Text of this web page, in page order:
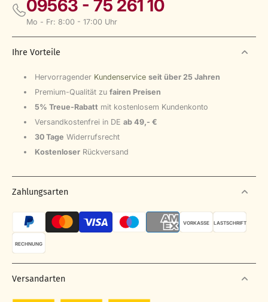
09563 - 75 261 10
Mo - Fr: 8:00 - 17:00 Uhr
Ihre Vorteile
Hervorragender Kundenservice seit über 25 Jahren
Premium-Qualität zu fairen Preisen
5% Treue-Rabatt mit kostenlosem Kundenkonto
Versandkostenfrei in DE ab 49,- €
30 Tage Widerrufsrecht
KostenloserRückversand
Zahlungsarten
VORKASSE LASTSCHRIFT
RECHNUNG
Versandarten